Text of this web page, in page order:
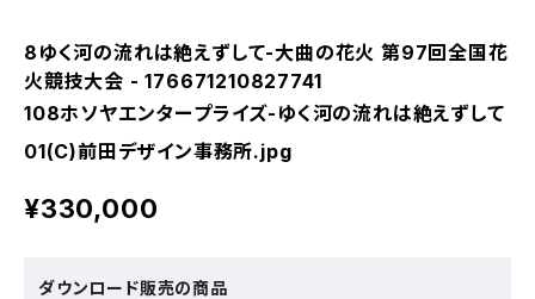
8ゆく河の流れは絶えずして-大曲の花火 第97回全国花
火競技大会 - 176671210827741
108ホソヤエンタープライズ-ゆく河の流れは絶えずして
01(C)前田デザイン事務所.jpg
¥330,000
ダウンロード販売の商品